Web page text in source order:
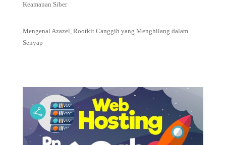
Keamanan Siber
Mengenal Azazel, Rootkit Canggih yang Menghilang dalam
Senyap